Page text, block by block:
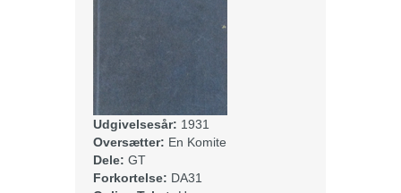
Udgivelsesår: 1931
Oversætter: En Komite
Dele: GT
Forkortelse: DA31